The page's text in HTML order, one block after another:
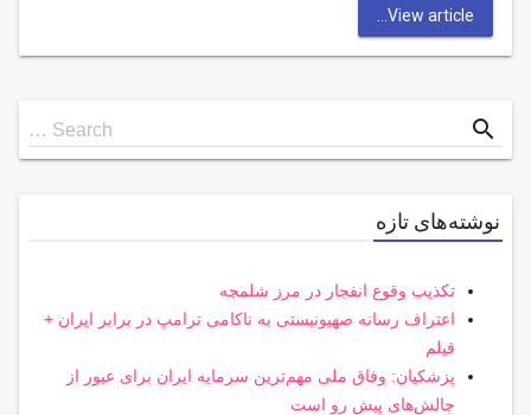
View article...
Search
for
Search … search
نوشته‌های تازه
تکذیب وقوع انفجار در مرز شلمچه
اعتراف رسانه صهیونیستی به ناکامی ترامپ در برابر ایران +
فیلم
پزشکیان: وفاق ملی مهم‌ترین سرمایه ایران برای عبور از
چالش‌های پیش رو است